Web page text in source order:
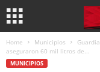
Home Municipios
aseguraron 60 mil litros de...
MUNICIPIOS